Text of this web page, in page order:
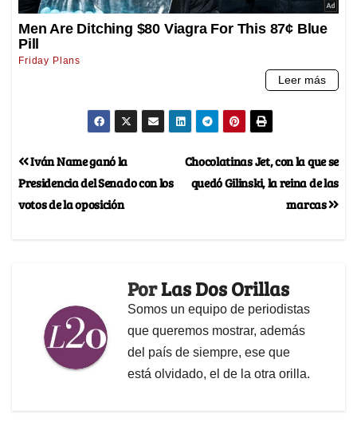
Chocolatinas Jet, con la que se
quedó Gilinski, la reina de las
marcas
Iván Name ganó la
Presidencia del Senado con los
votos de la oposición
PorLas Dos Orillas
Somos un equipo de periodistas
que queremos mostrar, además
del país de siempre, ese que
está olvidado, el de la otra orilla.